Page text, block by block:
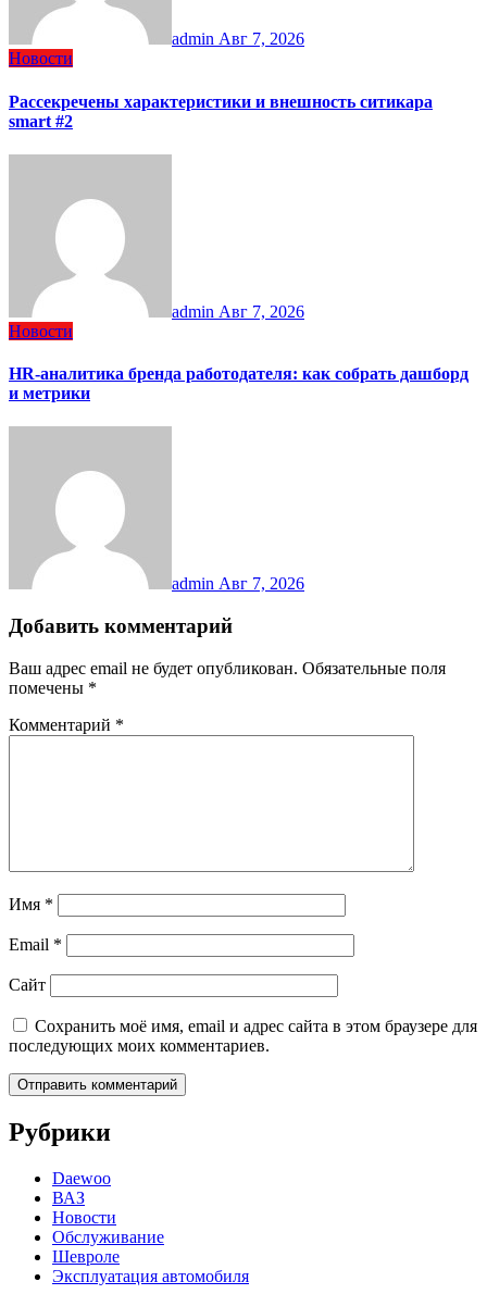
admin Авг 7, 2026
Новости
Рассекречены характеристики и внешность ситикара
smart #2
admin Авг 7, 2026
Новости
HR-аналитика бренда работодателя: как собрать дашборд
и метрики
admin Авг 7, 2026
Добавить комментарий
Ваш адрес email не будет опубликован. Обязательные поля
помечены *
Комментарий *
Имя *
Email *
Сайт
Сохранить моё имя, email и адрес сайта в этом браузере для
последующих моих комментариев.
Рубрики
Daewoo
ВАЗ
Новости
Обслуживание
Шевроле
Эксплуатация автомобиля